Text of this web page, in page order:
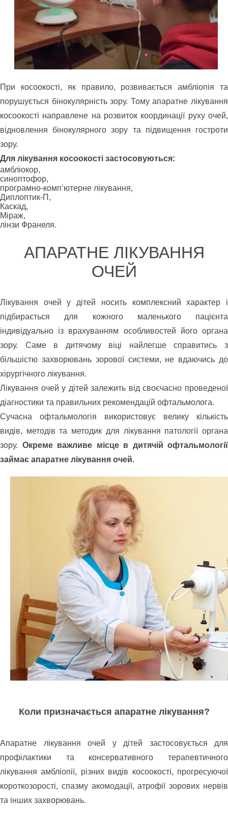
При косоокості, як правило, розвивається амбліопія та
порушується бінокулярність зору. Тому апаратне лікування
косоокості направлене на розвиток координації руху очей,
відновлення бінокулярного зору та підвищення гостроти
зору.
Для лікування косоокості застосовуються:
амбліокор,
синоптофор,
програмно-комп’ютерне лікування,
Диплоптик-П,
Каскад,
Міраж,
лінзи Франеля.
АПАРАТНЕ ЛІКУВАННЯ
ОЧЕЙ
Лікування очей у дітей носить комплексний характер і
підбирається для кожного маленького пацієнта
індивідуально із врахуванням особливостей його органа
зору. Саме в дитячому віці найлегше справитись з
більшістю захворювань зорової системи, не вдаючись до
хірургічного лікування.
Лікування очей у дітей залежить від своєчасно проведеної
діагностики та правильних рекомендацій офтальмолога.
Сучасна офтальмологія використовує велику кількість
видів, методів та методик для лікування патології органа
зору. Окреме важливе місце в дитячій офтальмології
займає апаратне лікування очей.
Коли призначається апаратне лікування?
Апаратне лікування очей у дітей застосовується для
профілактики та консервативного терапевтичного
лікування амбліопії, різних видів косоокості, прогресуючої
короткозорості, спазму акомодації, атрофії зорових нервів
та інших захворювань.